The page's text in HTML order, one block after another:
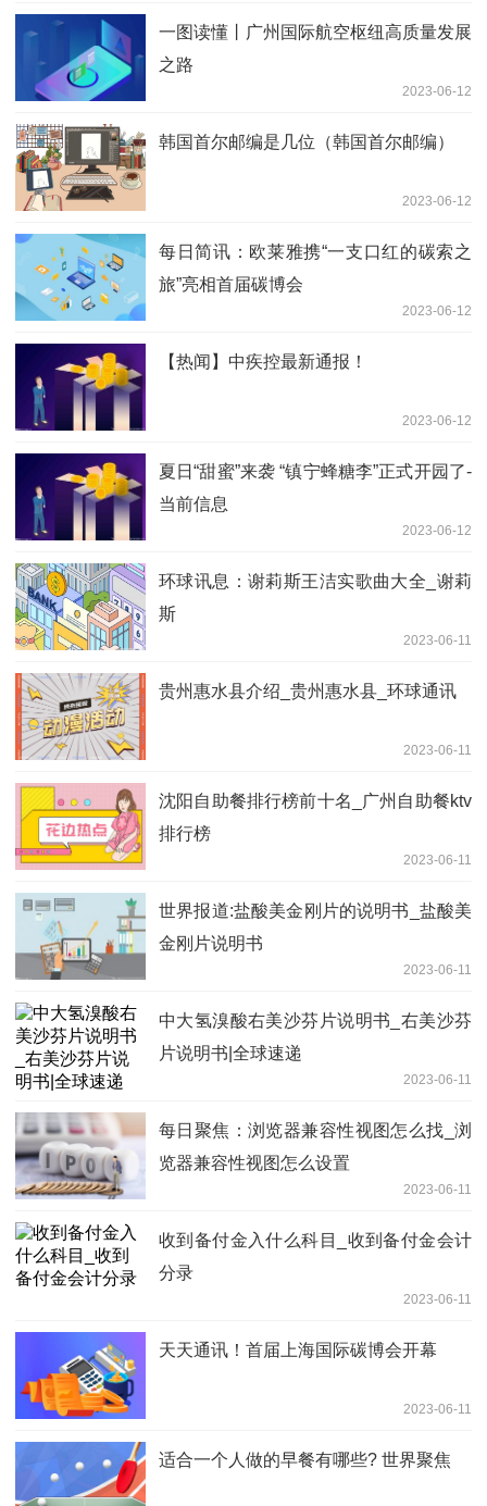
一图读懂丨广州国际航空枢纽高质量发展
之路
2023-06-12
韩国首尔邮编是几位（韩国首尔邮编）
2023-06-12
每日简讯：欧莱雅携“一支口红的碳索之
旅”亮相首届碳博会
2023-06-12
【热闻】中疾控最新通报！
2023-06-12
夏日“甜蜜”来袭 “镇宁蜂糖李”正式开园了-
当前信息
2023-06-12
环球讯息：谢莉斯王洁实歌曲大全_谢莉
斯
2023-06-11
贵州惠水县介绍_贵州惠水县_环球通讯
2023-06-11
沈阳自助餐排行榜前十名_广州自助餐ktv
排行榜
2023-06-11
世界报道:盐酸美金刚片的说明书_盐酸美
金刚片说明书
2023-06-11
中大氢溴酸右美沙芬片说明书_右美沙芬
片说明书|全球速递
2023-06-11
每日聚焦：浏览器兼容性视图怎么找_浏
览器兼容性视图怎么设置
2023-06-11
收到备付金入什么科目_收到备付金会计
分录
2023-06-11
天天通讯！首届上海国际碳博会开幕
2023-06-11
适合一个人做的早餐有哪些? 世界聚焦